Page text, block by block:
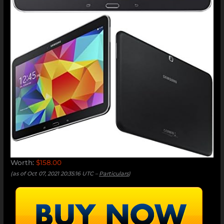
Worth:$158.00
(as of Oct 07, 2021 20:35:16 UTC – Particulars)